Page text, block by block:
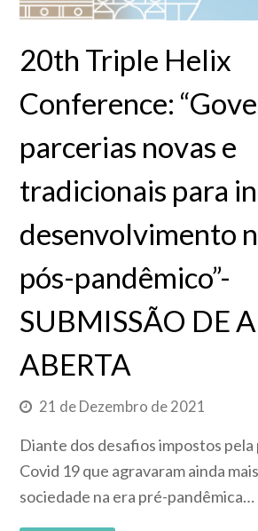
20th Triple Helix
Conference:
parcerias novas e
tradicionais para
desenvolvimento
pós-pandêmico”-
SUBMISSÃO DE
ABERTA
21 de Dezembro de 2021
Diante dos desafios impostos pela
Covid 19 que agravaram ainda
sociedade na era pré-pandêmica…